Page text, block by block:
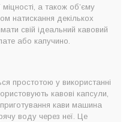
а також об’єму
натискання декількох
свій ідеальний кавовий
або капучино.
простотою у використанні
кавові капсули,
кави машина
воду через неї. Це